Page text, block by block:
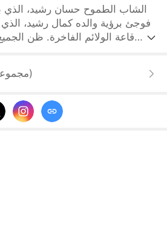
الشاب الطموح حسان رشيد،
فوجئ برؤية والده كمال رشيد،
قاعة الولائم الفاخرة. ظن
غير أن ما لا يعلمه أحد هو
عملاق سابق في عالم الأعمال،
)